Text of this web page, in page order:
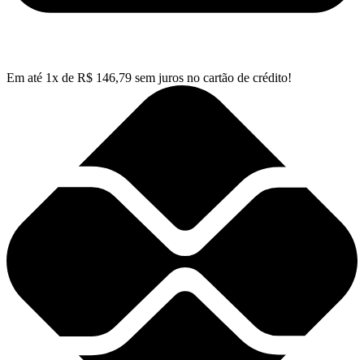
Em até 1x de R$ 146,79 sem juros no cartão de crédito!